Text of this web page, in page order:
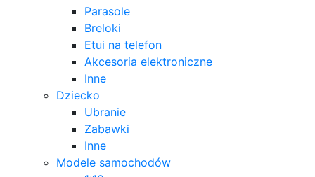
Parasole
Breloki
Etui na telefon
Akcesoria elektroniczne
Inne
Dziecko
Ubranie
Zabawki
Inne
Modele samochodów